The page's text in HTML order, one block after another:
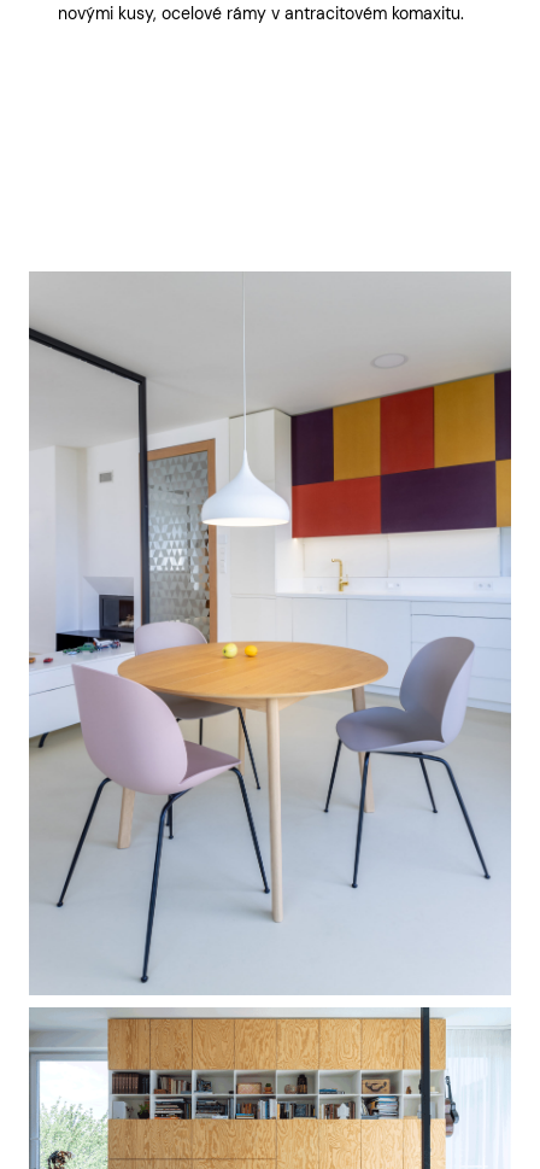
novými kusy, ocelové rámy v antracitovém komaxitu.